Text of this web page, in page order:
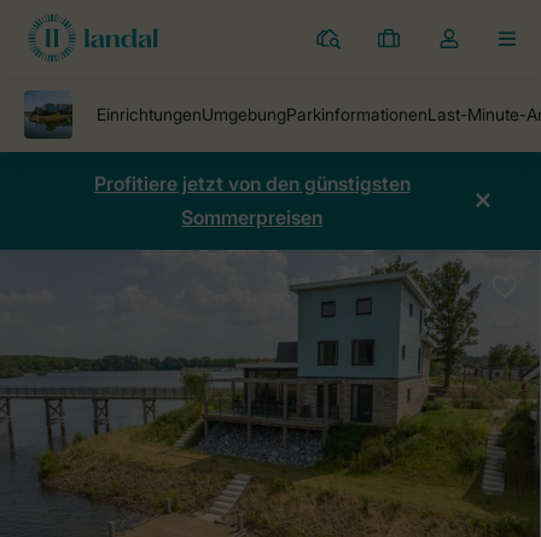
Ferienparks
Meine
Dropdown-
öffnen
Profitiere jetzt von den günstigsten
Sommerpreisen